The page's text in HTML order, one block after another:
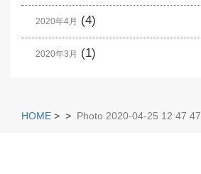
2020年4月 (4)
2020年3月 (1)
HOME > > Photo 2020-04-25 12 47 47